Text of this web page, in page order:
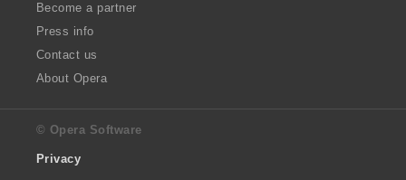
Become a partner
Press info
Contact us
About Opera
© Opera Software
Privacy